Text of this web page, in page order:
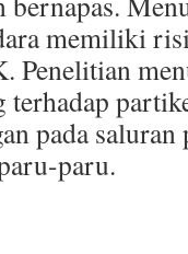
memiliki
Penelitian
terhadap
pada saluran
paru.